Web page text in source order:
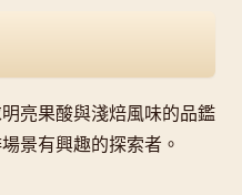
亮果酸與淺焙風味的品鑑
景有興趣的探索者。